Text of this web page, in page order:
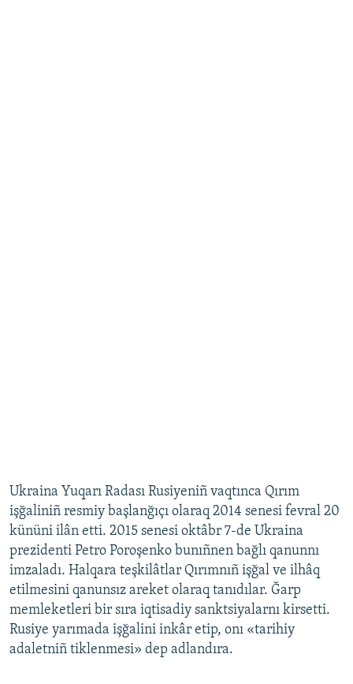
Ukraina Yuqarı Radası Rusiyeniñ vaqtınca Qırım
işğaliniñ resmiy başlanğıçı olaraq 2014 senesi fevral 20
kününi ilân etti. 2015 senesi oktâbr 7-de Ukraina
prezidenti Petro Poroşenko bunıñnen bağlı qanunnı
imzaladı. Halqara teşkilâtlar Qırımnıñ işğal ve ilhâq
etilmesini qanunsız areket olaraq tanıdılar. Ğarp
memleketleri bir sıra iqtisadiy sanktsiyalarnı kirsetti.
Rusiye yarımada işğalini inkâr etip, onı «tarihiy
adaletniñ tiklenmesi» dep adlandıra.